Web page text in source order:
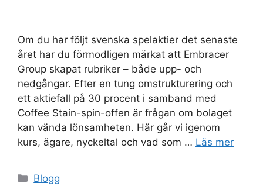
Om du har följt svenska spelaktier det senaste
året har du förmodligen märkat att Embracer
Group skapat rubriker – både upp- och
nedgångar. Efter en tung omstrukturering och
ett aktiefall på 30 procent i samband med
Coffee Stain-spin-offen är frågan om bolaget
kan vända lönsamheten. Här går vi igenom
kurs, ägare, nyckeltal och vad som … Läs mer
Kategorier
Blogg